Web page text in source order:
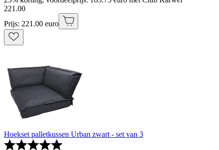
221.00
Prijs: 221.00 euro
Hoekset palletkussen Urban zwart - set van 3